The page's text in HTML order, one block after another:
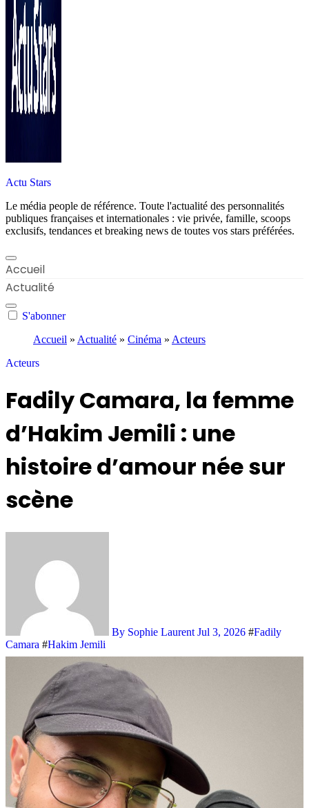
Actu Stars
Le média people de référence. Toute l'actualité des personnalités
publiques françaises et internationales : vie privée, famille, scoops
exclusifs, tendances et breaking news de toutes vos stars préférées.
Accueil
Actualité
S'abonner
Accueil » Actualité » Cinéma » Acteurs
Acteurs
Fadily Camara, la femme
d’Hakim Jemili : une
histoire d’amour née sur
scène
By Sophie Laurent Jul 3, 2026 #Fadily
Camara #Hakim Jemili